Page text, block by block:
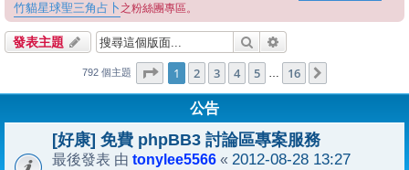
竹貓星球聖三角占卜 之粉絲團專區。
發表主題 搜尋
792 個主題 第1 頁 (共 16頁)
1 2 3 4 5 … 16
公告
[好康] 免費 phpBB3 討論區專案服務
最後發表 由 tonylee5566 « 2012-08-28 13:27